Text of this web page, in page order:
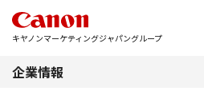
キヤノンマーケティングジャパングループ
企業情報